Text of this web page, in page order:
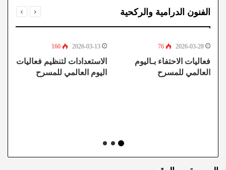
الفنون الدرامية والركحية
2026-03-28
76
فعاليات الاحتفاء بـاليوم
العالمي للمسرح
2026-03-13
160
الاستعدادات لتنظيم فعاليات
اليوم العالمي للمسرح